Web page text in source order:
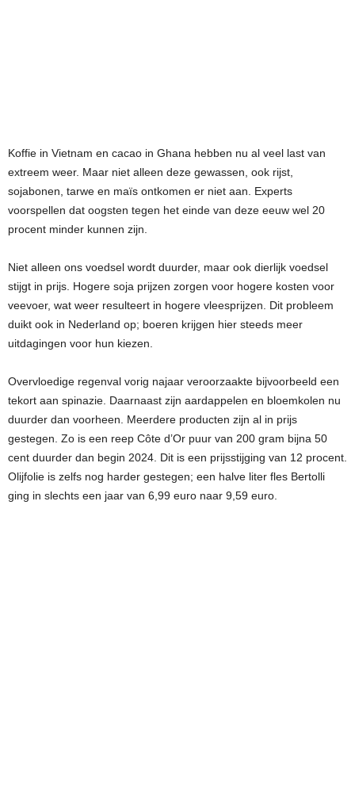
Koffie in Vietnam en cacao in Ghana hebben nu al veel last van
extreem weer. Maar niet alleen deze gewassen, ook rijst,
sojabonen, tarwe en maïs ontkomen er niet aan. Experts
voorspellen dat oogsten tegen het einde van deze eeuw wel 20
procent minder kunnen zijn.
Niet alleen ons voedsel wordt duurder, maar ook dierlijk voedsel
stijgt in prijs. Hogere soja prijzen zorgen voor hogere kosten voor
veevoer, wat weer resulteert in hogere vleesprijzen. Dit probleem
duikt ook in Nederland op; boeren krijgen hier steeds meer
uitdagingen voor hun kiezen.
Overvloedige regenval vorig najaar veroorzaakte bijvoorbeeld een
tekort aan spinazie. Daarnaast zijn aardappelen en bloemkolen nu
duurder dan voorheen. Meerdere producten zijn al in prijs
gestegen. Zo is een reep Côte d’Or puur van 200 gram bijna 50
cent duurder dan begin 2024. Dit is een prijsstijging van 12 procent.
Olijfolie is zelfs nog harder gestegen; een halve liter fles Bertolli
ging in slechts een jaar van 6,99 euro naar 9,59 euro.